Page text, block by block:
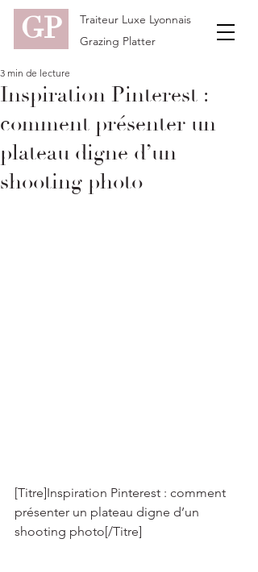
GP
Traiteur Luxe Lyonnais
Grazing Platter
Inspiration Pinterest :
comment présenter un
plateau digne d’un
shooting photo
3 min de lecture
[Titre]Inspiration Pinterest : comment
présenter un plateau digne d’un
shooting photo[/Titre]